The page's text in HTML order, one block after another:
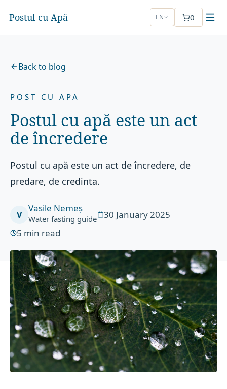
Postul cu Apă EN 0
Back to blog
POST CU APA
Postul cu apă este un act
de încredere
Postul cu apă este un act de încredere, de
predare, de credinta.
V
Vasile Nemeș
Water fasting guide
30 January 2025
5 min read